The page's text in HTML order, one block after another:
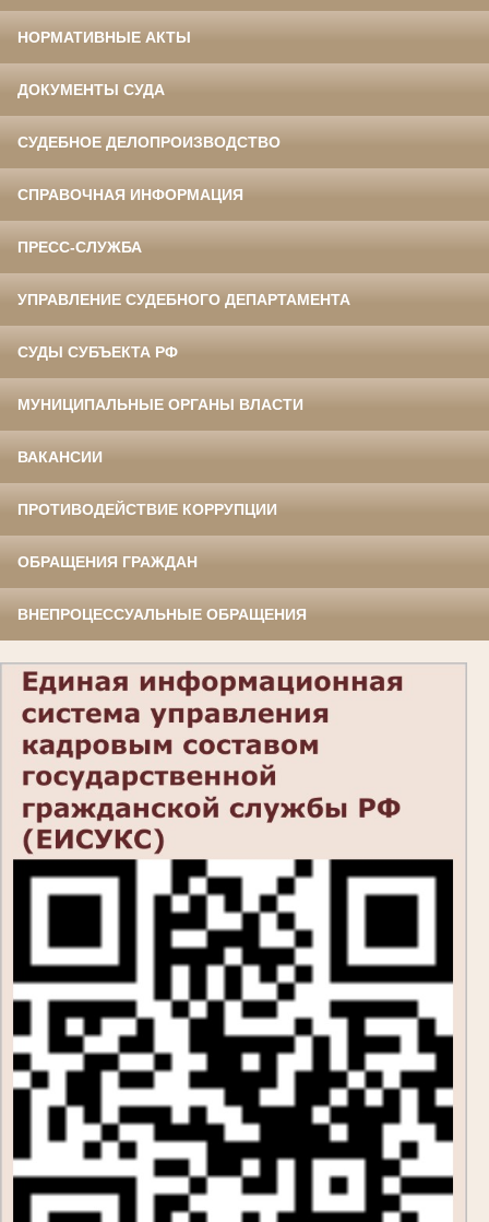
НОРМАТИВНЫЕ АКТЫ
ДОКУМЕНТЫ СУДА
СУДЕБНОЕ ДЕЛОПРОИЗВОДСТВО
СПРАВОЧНАЯ ИНФОРМАЦИЯ
ПРЕСС-СЛУЖБА
УПРАВЛЕНИЕ СУДЕБНОГО ДЕПАРТАМЕНТА
СУДЫ СУБЪЕКТА РФ
МУНИЦИПАЛЬНЫЕ ОРГАНЫ ВЛАСТИ
ВАКАНСИИ
ПРОТИВОДЕЙСТВИЕ КОРРУПЦИИ
ОБРАЩЕНИЯ ГРАЖДАН
ВНЕПРОЦЕССУАЛЬНЫЕ ОБРАЩЕНИЯ